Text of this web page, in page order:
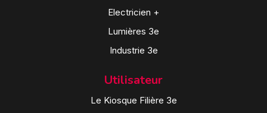
Electricien +
Lumières 3e
Industrie 3e
Utilisateur
Le Kiosque Filière 3e